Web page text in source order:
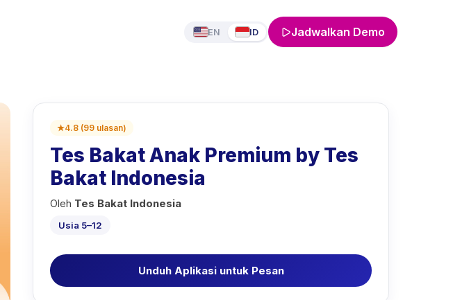
EN ID Jadwalkan Demo
★4.8 (99 ulasan)
Tes Bakat Anak Premium by Tes
Bakat Indonesia
Oleh Tes Bakat Indonesia
Usia 5–12
Unduh Aplikasi untuk Pesan